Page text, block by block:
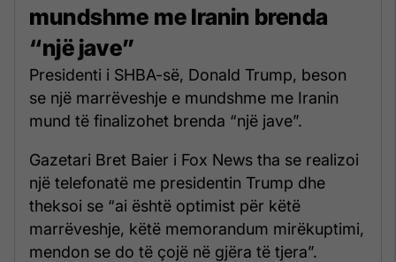
mundshme me Iranin brenda
“një jave”
Presidenti i SHBA-së, Donald Trump, beson
se një marrëveshje e mundshme me Iranin
mund të finalizohet brenda “një jave”.
Gazetari Bret Baier i Fox News tha se realizoi
një telefonatë me presidentin Trump dhe
theksoi se “ai është optimist për këtë
marrëveshje, këtë memorandum mirëkuptimi,
mendon se do të çojë në gjëra të tjera”.